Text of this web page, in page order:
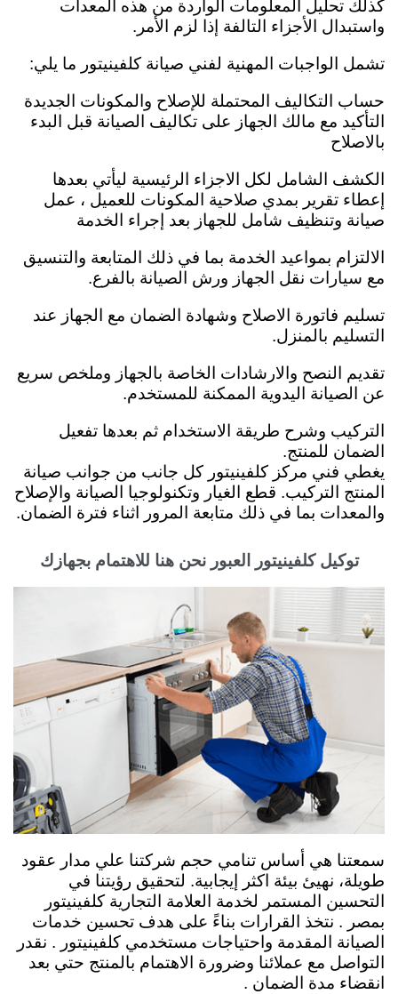
كذلك تحليل المعلومات الواردة من هذه المعدات
واستبدال الأجزاء التالفة إذا لزم الأمر.
تشمل الواجبات المهنية لفني صيانة كلفينيتور ما يلي:
حساب التكاليف المحتملة للإصلاح والمكونات الجديدة
التأكيد مع مالك الجهاز على تكاليف الصيانة قبل البدء
بالاصلاح
الكشف الشامل لكل الاجزاء الرئيسية ليأتي بعدها
إعطاء تقرير بمدي صلاحية المكونات للعميل ، عمل
صيانة وتنظيف شامل للجهاز بعد إجراء الخدمة
الالتزام بمواعيد الخدمة بما في ذلك المتابعة والتنسيق
مع سيارات نقل الجهاز ورش الصيانة بالفرع.
تسليم فاتورة الاصلاح وشهادة الضمان مع الجهاز عند
التسليم بالمنزل.
تقديم النصح والارشادات الخاصة بالجهاز وملخص سريع
عن الصيانة اليدوية الممكنة للمستخدم.
التركيب وشرح طريقة الاستخدام ثم بعدها تفعيل
الضمان للمنتج.
يغطي فني مركز كلفينيتور كل جانب من جوانب صيانة
المنتج التركيب. قطع الغيار وتكنولوجيا الصيانة والإصلاح
والمعدات بما في ذلك متابعة المرور اثناء فترة الضمان.
توكيل كلفينيتور العبور نحن هنا للاهتمام بجهازك
سمعتنا هي أساس تنامي حجم شركتنا علي مدار عقود
طويلة، نهيئ بيئة اكثر إيجابية. لتحقيق رؤيتنا في
التحسين المستمر لخدمة العلامة التجارية كلفينيتور
بمصر . نتخذ القرارات بناءً على هدف تحسين خدمات
الصيانة المقدمة واحتياجات مستخدمي كلفينيتور . نقدر
التواصل مع عملائنا وضرورة الاهتمام بالمنتج حتي بعد
انقضاء مدة الضمان .